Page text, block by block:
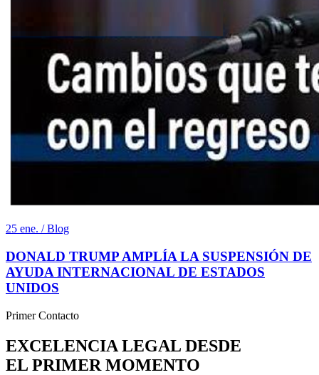
25 ene. / Blog
DONALD TRUMP AMPLÍA LA SUSPENSIÓN DE
AYUDA INTERNACIONAL DE ESTADOS
UNIDOS
Primer Contacto
EXCELENCIA LEGAL DESDE
EL PRIMER MOMENTO